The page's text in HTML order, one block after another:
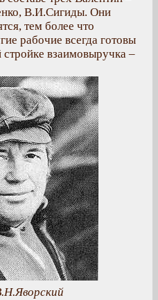
В.И.Сигиды. Они
тем более что
рабочие всегда готовы
взаимовыручка –